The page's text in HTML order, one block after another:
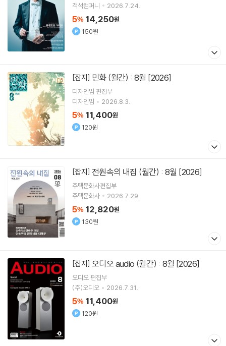
객석컴퍼니 2026.7.24.
5% 14,250원
150원
[잡지] 민화 (월간) : 8월 [2026]
디자인밈 편집부
디자인밈
2026.8.3.
5% 11,400원
120원
[잡지] 전원속의 내집 (월간) : 8월 [2026]
주택문화사편집부
주택문화사
2026.7.29.
5% 12,820원
130원
[잡지] 오디오 audio (월간) : 8월 [2026]
오디오 편집부
(주)오디오
2026.7.31.
5% 11,400원
120원